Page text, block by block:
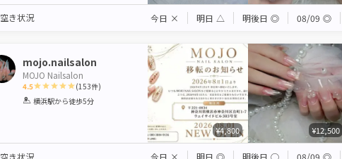
空き状況 今日 × 明日 △ 明後日 ◎ 08/09 ◎
mojo.nailsalon
MOJO Nailsalon
4.5
1 2 3 4 5
(153件)
横浜駅から徒歩5分
¥4,800 ¥12,500
空き状況